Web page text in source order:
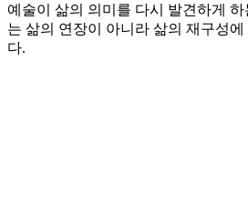
예술이 삶의 의미를 다시 발견하게
는 삶의 연장이 아니라 삶의 재구성
다.